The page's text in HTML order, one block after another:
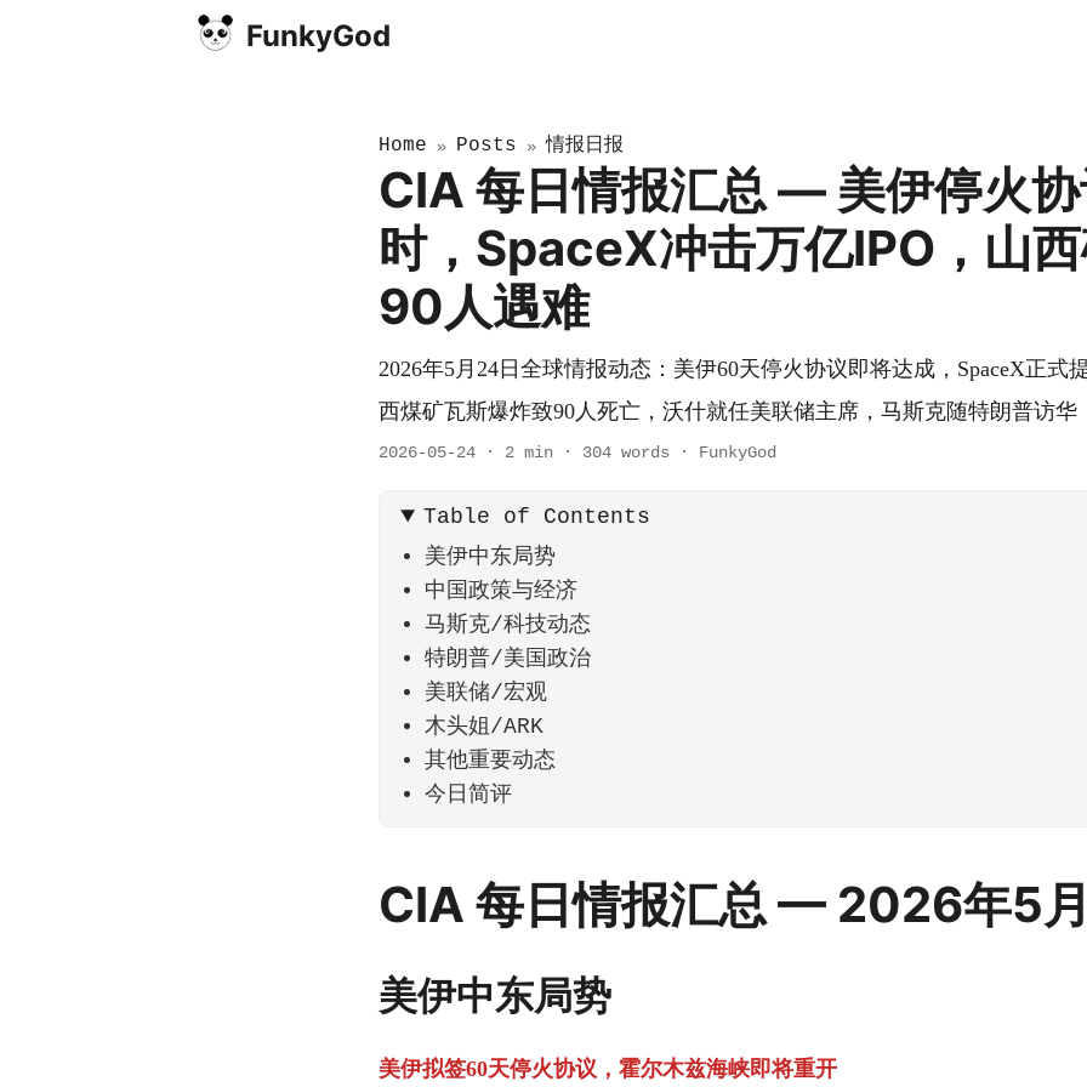
FunkyGod
Home » Posts »情报日报
CIA 每日情报汇总 — 美伊停火
时，SpaceX冲击万亿IPO，山
90人遇难
2026年5月24日全球情报动态：美伊60天停火协议即将达成，SpaceX正式
西煤矿瓦斯爆炸致90人死亡，沃什就任美联储主席，马斯克随特朗普访华
2026-05-24 · 2 min · 304 words · FunkyGod
Table of Contents
美伊中东局势
中国政策与经济
马斯克/科技动态
特朗普/美国政治
美联储/宏观
木头姐/ARK
其他重要动态
今日简评
CIA 每日情报汇总 — 2026年5
美伊中东局势
美伊拟签60天停火协议，霍尔木兹海峡即将重开